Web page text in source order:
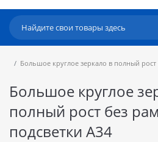
Большое круглое зеркало в полный
Большое круглое
полный рост без
подсветки А34